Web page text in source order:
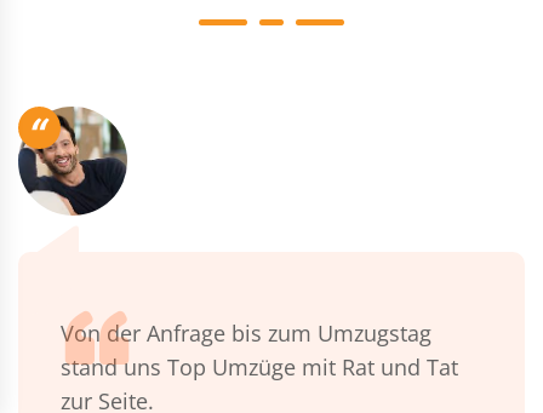
“
Von der Anfrage bis zum Umzugstag
stand uns Top Umzüge mit Rat und Tat
zur Seite.